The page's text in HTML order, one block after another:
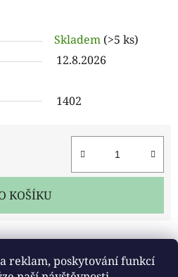
reklam, poskytování funkcí
Skladem (>5 ks)
12.8.2026
1402
KOŠÍKU